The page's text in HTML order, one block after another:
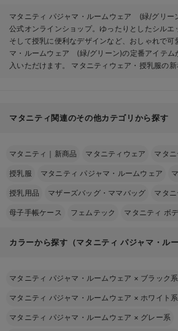
マタニティ パジャマ・ルームウェア (緑/グリー
公式オンラインショップ。ゆったりとしたシルエ
そして授乳に便利なデザインなど、おしゃれで可
マ・ルームウェア (緑/グリーン)の定番アイテム
入いただけます。 マタニティウェア・授乳服の
マタニティ関連のその他カテゴリから探す
マタニティ｜新商品 マタニティウェア マタ
授乳服 マタニティ パジャマ・ルームウェア
授乳用品 マザーズバッグ・ママバッグ マタ
母子手帳ケース フェムテック マタニティ ボ
カラーから探す（マタニティ パジャマ・ルー
マタニティ パジャマ・ルームウェア × ブラック系
マタニティ パジャマ・ルームウェア × ホワイト系
マタニティ パジャマ・ルームウェア × グレー系